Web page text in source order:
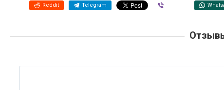
Reddit Telegram